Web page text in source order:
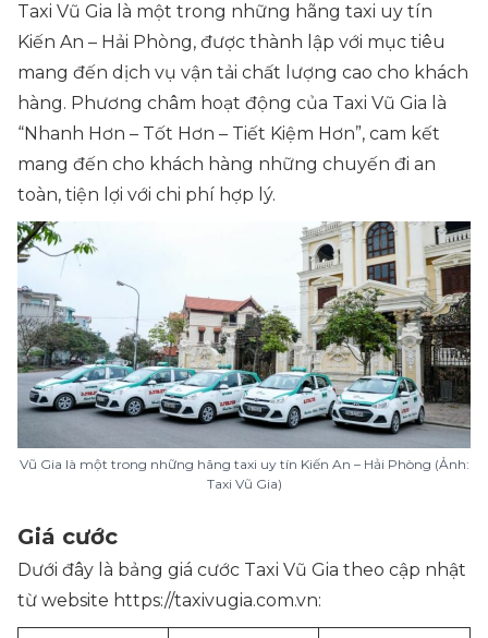
Taxi Vũ Gia là một trong những hãng taxi uy tín
Kiến An – Hải Phòng, được thành lập với mục tiêu
mang đến dịch vụ vận tải chất lượng cao cho khách
hàng. Phương châm hoạt động của Taxi Vũ Gia là
“Nhanh Hơn – Tốt Hơn – Tiết Kiệm Hơn”, cam kết
mang đến cho khách hàng những chuyến đi an
toàn, tiện lợi với chi phí hợp lý.
Vũ Gia là một trong những hãng taxi uy tín Kiến An – Hải Phòng (Ảnh:
Taxi Vũ Gia)
Giá cước
Dưới đây là bảng giá cước Taxi Vũ Gia theo cập nhật
từ website https://taxivugia.com.vn: